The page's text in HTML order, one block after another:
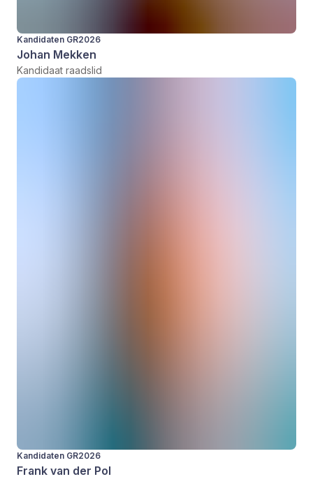
Kandidaten GR2026
Johan Mekken
Kandidaat raadslid
Kandidaten GR2026
Frank van der Pol